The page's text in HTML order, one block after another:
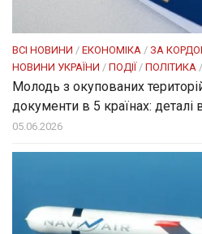
ВСІ НОВИНИ / ЕКОНОМІКА / ЗА
НОВИНИ УКРАЇНИ / ПОДІЇ / ПОЛІТИКА /
Молодь з окупованих
документи в 5 країнах: деталі
05.06.2026